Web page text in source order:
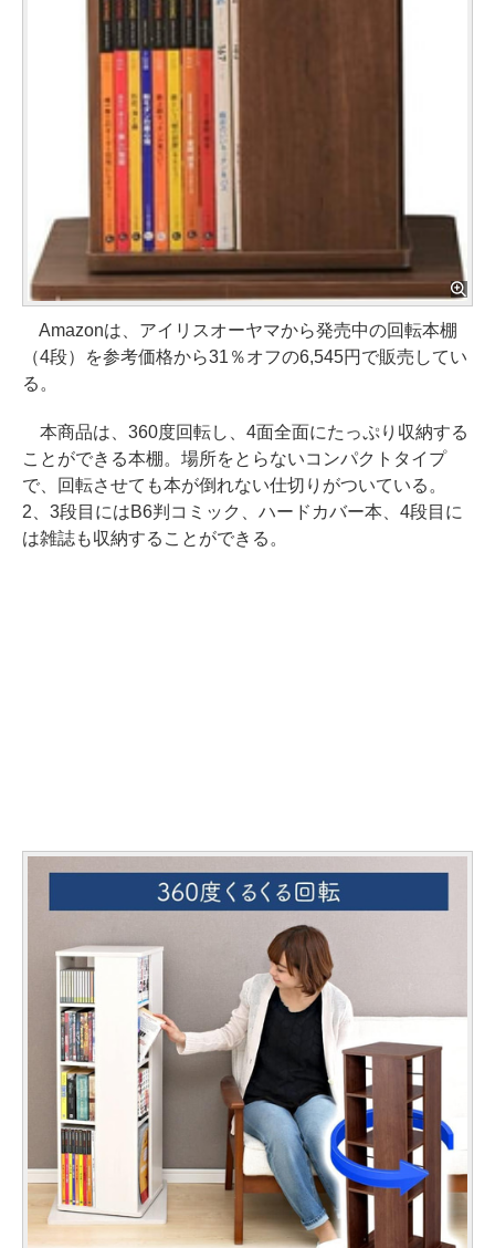
Amazonは、アイリスオーヤマから発売中の回転本棚
（4段）を参考価格から31％オフの6,545円で販売してい
る。
本商品は、360度回転し、4面全面にたっぷり収納する
ことができる本棚。場所をとらないコンパクトタイプ
で、回転させても本が倒れない仕切りがついている。
2、3段目にはB6判コミック、ハードカバー本、4段目に
は雑誌も収納することができる。